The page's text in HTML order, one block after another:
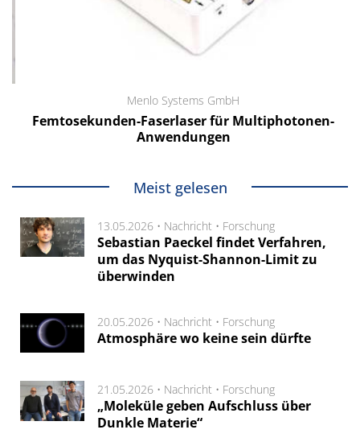
Menlo Systems GmbH
Femtosekunden-Faserlaser für Multiphotonen-
Anwendungen
Meist gelesen
13.05.2026 • Nachricht • Forschung
Sebastian Paeckel findet Verfahren,
um das Nyquist-Shannon-Limit zu
überwinden
20.05.2026 • Nachricht • Forschung
Atmosphäre wo keine sein dürfte
21.05.2026 • Nachricht • Forschung
„Moleküle geben Aufschluss über
Dunkle Materie“